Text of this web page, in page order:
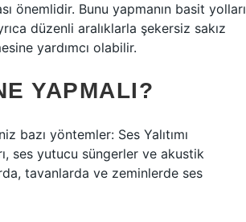
önemlidir. Bunu yapmanın basit yolları
düzenli aralıklarla şekersiz sakız
yardımcı olabilir.
YAPMALI?
yöntemler: Ses Yalıtımı
ses yutucu süngerler ve akustik
tavanlarda ve zeminlerde ses